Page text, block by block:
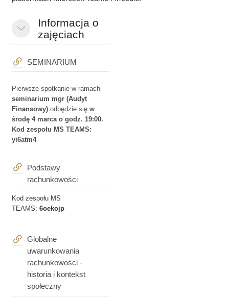
Minimalizuj
Informacja o
zajęciach
SEMINARIUMAdres URL
Pierwsze spotkanie w ramach
seminarium mgr (Audyt
Finansowy) odbędzie się w
środę 4 marca o godz. 19:00.
Kod zespołu MS TEAMS:
yi6atm4
Podstawy
rachunkowościAdres URL
Kod zespołu MS
TEAMS: 6oekojp
Globalne
uwarunkowania
rachunkowości -
historia i kontekst
społecznyAdres URL